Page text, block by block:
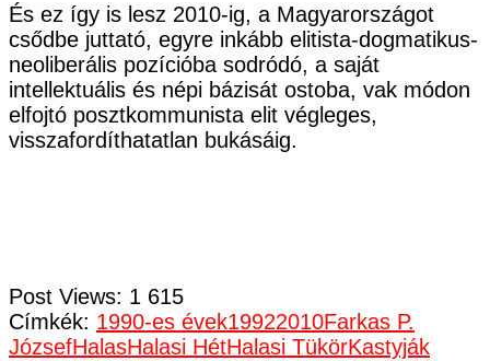
És ez így is lesz 2010-ig, a Magyarországot
csődbe juttató, egyre inkább elitista-dogmatikus-
neoliberális pozícióba sodródó, a saját
intellektuális és népi bázisát ostoba, vak módon
elfojtó posztkommunista elit végleges,
visszafordíthatatlan bukásáig.
Post Views: 1 615
Címkék: 1990-es évek19922010Farkas P.
JózsefHalasHalasi HétHalasi TükörKastyják